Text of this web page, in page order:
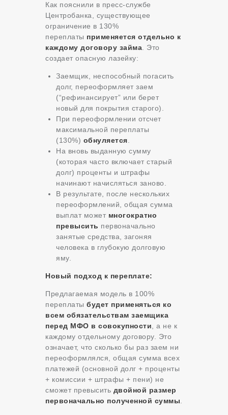
Как пояснили в пресс-службе
Центробанка, существующее
ограничение в 130%
переплаты применяется отдельно к
каждому договору займа . Это
создает опасную лазейку:
Заемщик, неспособный погасить
долг, переоформляет заем
(“рефинансирует” или берет
новый для покрытия старого).
При переоформлении отсчет
максимальной переплаты
(130%) обнуляется
На вновь выданную сумму
(которая часто включает старый
долг) проценты и штрафы
начинают начисляться заново.
В результате, после нескольких
переоформлений, общая сумма
выплат может многократно
превысить первоначально
занятые средства, загоняя
человека в глубокую долговую
яму.
Новый подход к переплате:
Предлагаемая модель в 100%
переплаты будет применяться ко
всем обязательствам заемщика
перед МФО в совокупности , а не к
каждому отдельному договору. Это
означает, что сколько бы раз заем ни
переоформлялся, общая сумма всех
платежей (основной долг + проценты
+ комиссии + штрафы + пени) не
сможет превысить двойной размер
первоначально полученной суммы